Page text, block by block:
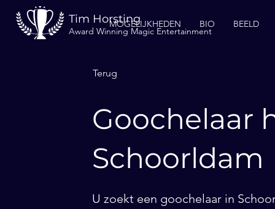
Tim Horsting
Award Winning Magic Entertainment
MOGELIJKHEDEN BIO BEELD
Terug
Goochelaar
Schoorldam
U zoekt een goochelaar in